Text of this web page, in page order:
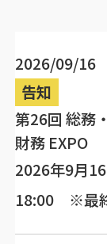
2026/09/16
告知
第26回 総務
財務 EXPO
2026年9月
18:00 ※最